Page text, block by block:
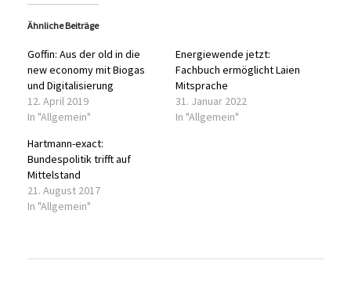
Ähnliche Beiträge
Goffin: Aus der old in die
new economy mit Biogas
und Digitalisierung
12. April 2019
In "Allgemein"
Energiewende jetzt:
Fachbuch ermöglicht Laien
Mitsprache
31. Januar 2022
In "Allgemein"
Hartmann-exact:
Bundespolitik trifft auf
Mittelstand
21. August 2017
In "Allgemein"